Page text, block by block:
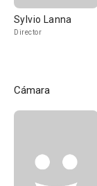
Sylvio Lanna
Director
Cámara